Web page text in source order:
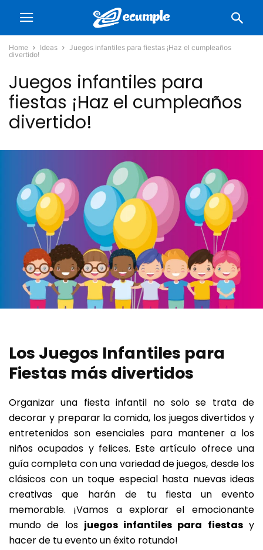
Home Ideas
Juegos infantiles para fiestas ¡Haz el cumpleaños
divertido!
Juegos infantiles para
fiestas ¡Haz el cumpleaños
divertido!
Los Juegos Infantiles para
Fiestas más divertidos
Organizar una fiesta infantil no solo se trata de
decorar y preparar la comida, los juegos divertidos y
entretenidos son esenciales para mantener a los
niños ocupados y felices. Este artículo ofrece una
guía completa con una variedad de juegos, desde los
clásicos con un toque especial hasta nuevas ideas
creativas que harán de tu fiesta un evento
memorable. ¡Vamos a explorar el emocionante
mundo de los juegos infantiles para fiestasy
hacer de tu evento un éxito rotundo!